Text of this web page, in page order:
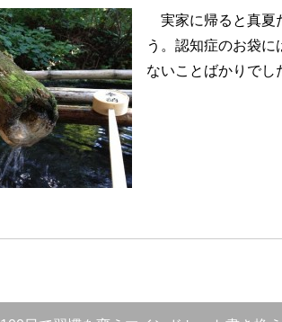
実家に帰ると真夏
う。認知症のお袋
ないことばかりで